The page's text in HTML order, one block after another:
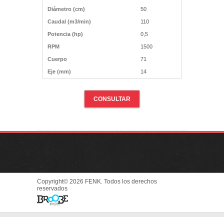
Diámetro (cm) 50
Caudal (m3/min) 110
Potencia (hp) 0,5
RPM 1500
Cuerpo 71
Eje (mm) 14
CONSULTAR
Copyright© 2026 FENK. Todos los derechos
reservados